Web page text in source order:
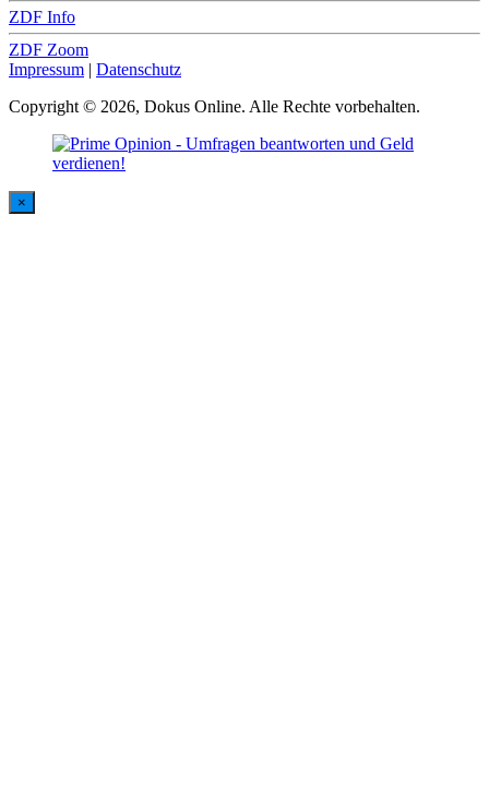
ZDF Info
ZDF Zoom
Impressum | Datenschutz
Copyright © 2026, Dokus Online. Alle Rechte vorbehalten.
×